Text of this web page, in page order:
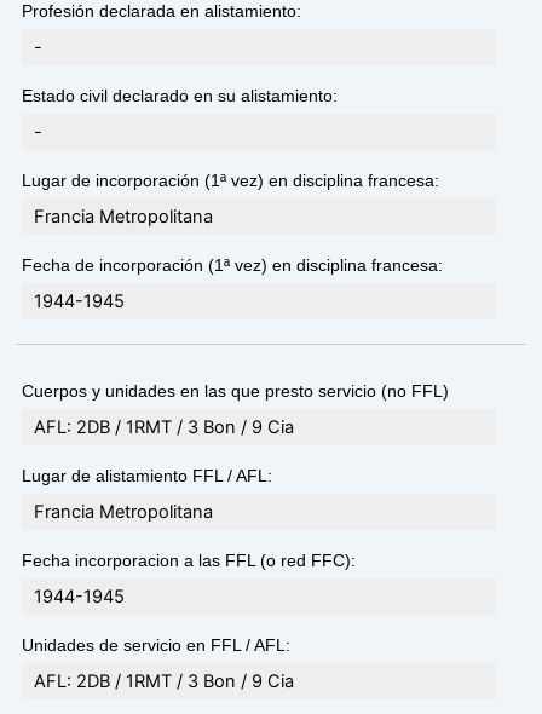
Profesión declarada en alistamiento:
-
Estado civil declarado en su alistamiento:
-
Lugar de incorporación (1ª vez) en disciplina francesa:
Francia Metropolitana
Fecha de incorporación (1ª vez) en disciplina francesa:
1944-1945
Cuerpos y unidades en las que presto servicio (no FFL)
AFL: 2DB / 1RMT / 3 Bon / 9 Cia
Lugar de alistamiento FFL / AFL:
Francia Metropolitana
Fecha incorporacion a las FFL (o red FFC):
1944-1945
Unidades de servicio en FFL / AFL:
AFL: 2DB / 1RMT / 3 Bon / 9 Cia